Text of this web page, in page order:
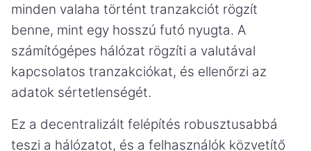
minden valaha történt tranzakciót rögzít
benne, mint egy hosszú futó nyugta. A
számítógépes hálózat rögzíti a valutával
kapcsolatos tranzakciókat, és ellenőrzi az
adatok sértetlenségét.
Ez a decentralizált felépítés robusztusabbá
teszi a hálózatot, és a felhasználók közvetítő